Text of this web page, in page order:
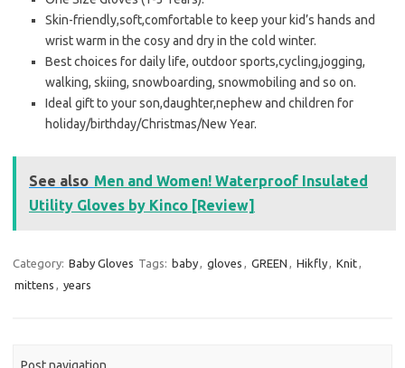
Skin-friendly,soft,comfortable to keep your kid’s hands and
wrist warm in the cosy and dry in the cold winter.
Best choices for daily life, outdoor sports,cycling,jogging,
walking, skiing, snowboarding, snowmobiling and so on.
Ideal gift to your son,daughter,nephew and children for
holiday/birthday/Christmas/New Year.
See also Men and Women! Waterproof Insulated
Utility Gloves by Kinco [Review]
Category: Baby Gloves Tags: baby, gloves , GREEN , Hikfly, Knit,
mittens , years